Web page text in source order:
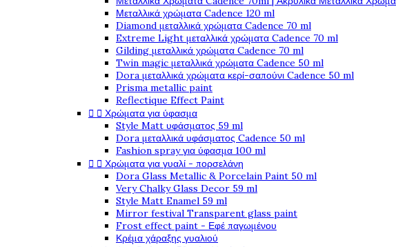
Μεταλλικά χρώματα Cadence 120 ml
Diamond μεταλλικά χρώματα Cadence 70 ml
Extreme Light μεταλλικά χρώματα Cadence 70 ml
Gilding μεταλλικά χρώματα Cadence 70 ml
Twin magic μεταλλικά χρώματα Cadence 50 ml
Dora μεταλλικά χρώματα κερί-σαπούνι Cadence 50 ml
Prisma metallic paint
Reflectique Effect Paint
  Χρώματα για ύφασμα
Style Matt υφάσματος 59 ml
Dora μεταλλικά υφάσματος Cadence 50 ml
Fashion spray για ύφασμα 100 ml
  Χρώματα για γυαλί - πορσελάνη
Dora Glass Metallic & Porcelain Paint 50 ml
Very Chalky Glass Decor 59 ml
Style Matt Enamel 59 ml
Mirror festival Transparent glass paint
Frost effect paint - Εφέ παγωμένου
Κρέμα χάραξης γυαλιού